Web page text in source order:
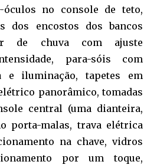
óculos no console de teto,
dos encostos dos bancos
de chuva com ajuste
para-sóis com
e iluminação, tapetes em
panorâmico, tomadas
central (uma dianteira,
porta-malas, trava elétrica
na chave, vidros
por um toque,